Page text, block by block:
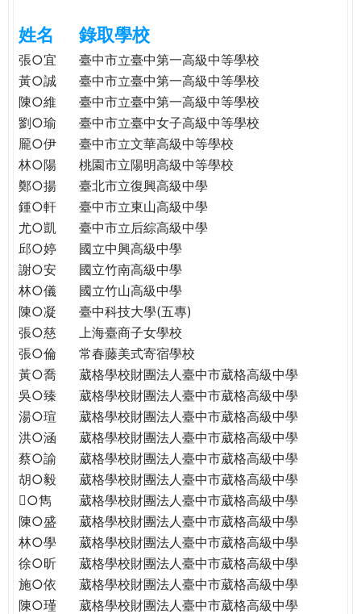
格。
民。
WAGOR
TODAY
THE
WORLD
TOMORROW
PUTTING
YOU
THE
PATH
GLOBAL
CITIZENSHIP
e
r
e
姓名 錄取學校
張○宜
臺中市立臺中第一高級中等學校
黃○誠
臺中市立臺中第一高級中等學校
陳○維
臺中市立臺中第一高級中等學校
劉○瑜
臺中市立臺中女子高級中等學校
龎○伊
臺中市立文華高級中等學校
林○陽
桃園市立陽明高級中等學校
鄭○揚
臺北市立復興高級中學
鍾○軒
臺中市立東山高級中學
尤○凱
臺中市立后綜高級中學
邱○婷
國立中興高級中學
謝○安
國立竹南高級中學
林○儀
國立竹山高級中學
陳○凝
臺中科技大學(五專)
張○慈
上海臺商子女學校
張○倫
常春藤美式寄宿學校
黃○喬
葳格學校財團法人臺中市葳格高級中學
吳○臻
葳格學校財團法人臺中市葳格高級中學
湯○瑄
葳格學校財團法人臺中市葳格高級中學
洪○涵
葳格學校財團法人臺中市葳格高級中學
蔡○諭
葳格學校財團法人臺中市葳格高級中學
胡○毅
葳格學校財團法人臺中市葳格高級中學
○雋
葳格學校財團法人臺中市葳格高級中學
陳○盛
葳格學校財團法人臺中市葳格高級中學
林○學
葳格學校財團法人臺中市葳格高級中學
徐○昕
葳格學校財團法人臺中市葳格高級中學
施○依
葳格學校財團法人臺中市葳格高級中學
陳○瑾
葳格學校財團法人臺中市葳格高級中學